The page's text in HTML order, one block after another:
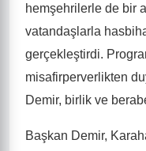
hemşehrilerle de bir
vatandaşlarla
gerçekleştirdi.
misafirperverlikten
Demir, birlik ve
Başkan Demir,